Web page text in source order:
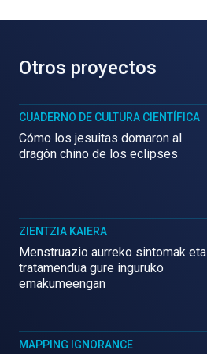
Otros proyectos
CUADERNO DE CULTURA CIENTÍFICA
Cómo los jesuitas domaron al
dragón chino de los eclipses
ZIENTZIA KAIERA
Menstruazio aurreko sintomak eta
tratamendua gure inguruko
emakumeengan
MAPPING IGNORANCE